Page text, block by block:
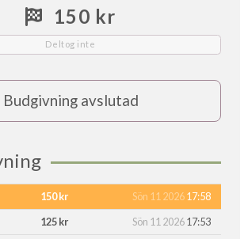
150 kr
Deltog inte
Budgivning avslutad
150 kr Sön 11 202617:58
125 kr Sön 11 202617:53